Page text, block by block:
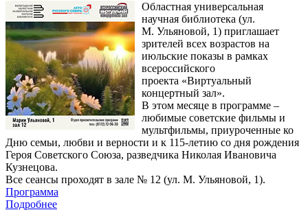
Областная универсальная
научная библиотека (ул.
М. Ульяновой, 1) приглашает
зрителей всех возрастов на
июльские показы в рамках
всероссийского
проекта «Виртуальный
концертный зал».
В этом месяце в программе –
любимые советские фильмы и
мультфильмы, приуроченные ко
Дню семьи, любви и верности и к 115-летию со дня рождения
Героя Советского Союза, разведчика Николая Ивановича
Кузнецова.
Все сеансы проходят в зале № 12 (ул. М. Ульяновой, 1).
Программа
Подробнее